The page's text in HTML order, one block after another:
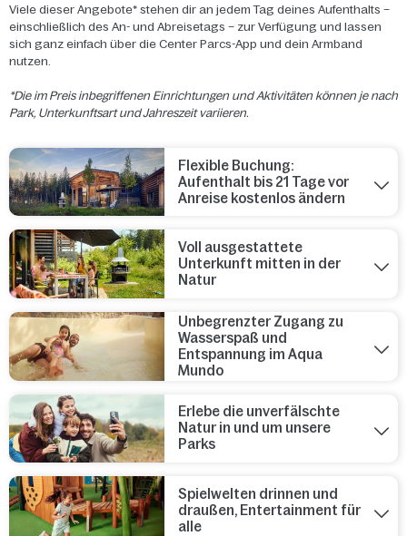
Viele dieser Angebote* stehen dir an jedem Tag deines Aufenthalts –
einschließlich des An- und Abreisetags – zur Verfügung und lassen
sich ganz einfach über die Center Parcs-App und dein Armband
nutzen.
*Die im Preis inbegriffenen Einrichtungen und Aktivitäten können je nach
Park, Unterkunftsart und Jahreszeit variieren.
Flexible Buchung:
Aufenthalt bis 21 Tage vor
Anreise kostenlos ändern
Voll ausgestattete
Unterkunft mitten in der
Natur
Unbegrenzter Zugang zu
Wasserspaß und
Entspannung im Aqua
Mundo
Erlebe die unverfälschte
Natur in und um unsere
Parks
Spielwelten drinnen und
draußen, Entertainment für
alle